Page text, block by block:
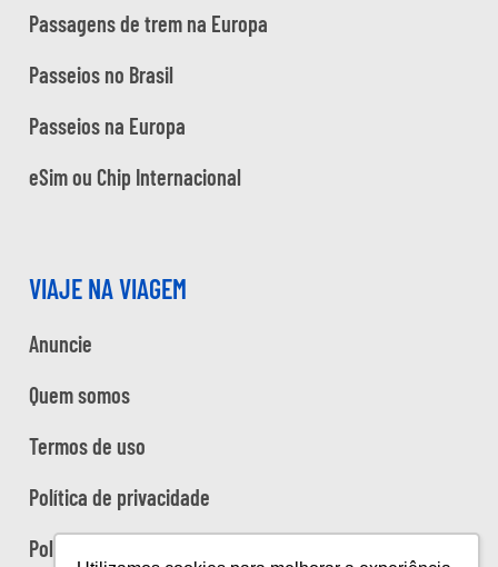
Passagens de trem na Europa
Passeios no Brasil
Passeios na Europa
eSim ou Chip Internacional
VIAJE NA VIAGEM
Anuncie
Quem somos
Termos de uso
Política de privacidade
Política de cookies